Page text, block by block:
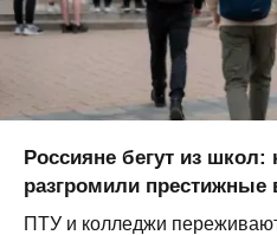
Россияне бегут из
разгромили престижные
ПТУ и колледжи